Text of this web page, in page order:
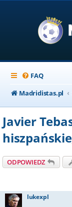
FAQ
Madridistas.pl
Javier
ODPOWIEDZ
lukexpl